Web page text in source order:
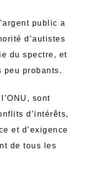
public a
d’autistes
du spectre, et
peu probants.
sont
d’intérêts,
et d’exigence
de tous les